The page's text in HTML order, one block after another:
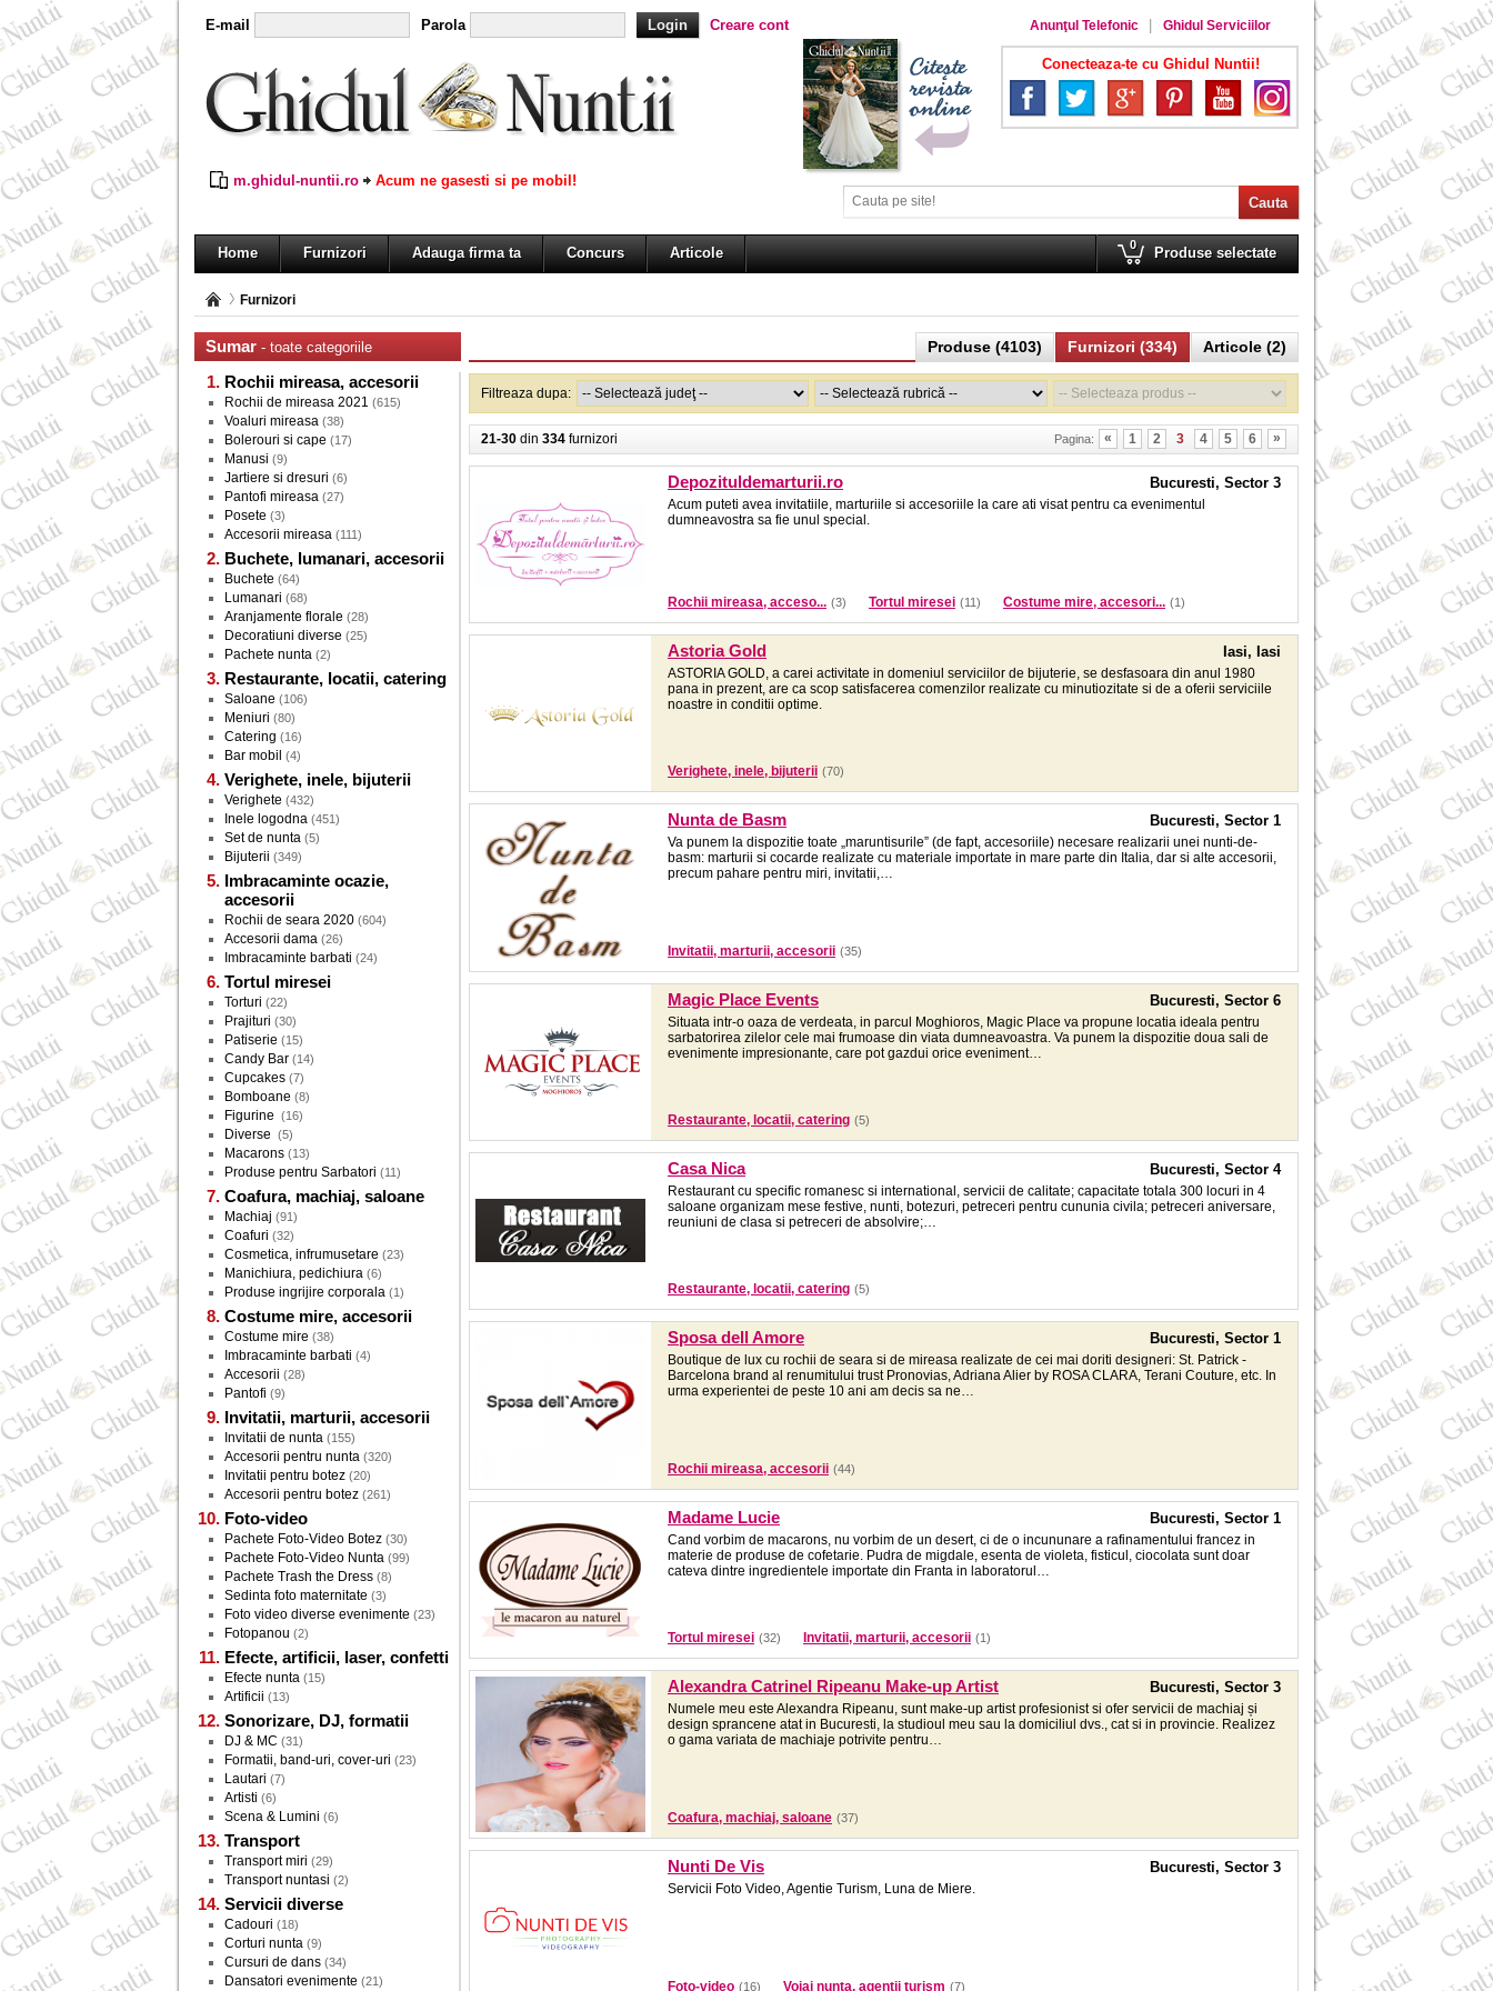
E-mail Parola Creare cont Anunţul Telefonic Ghidul Serviciilor
Conecteaza-te cu Ghidul Nuntii!
m.ghidul-nuntii.ro Acum ne gasesti si pe mobil!
0 Produse selectate
Home Furnizori Adauga firma ta Concurs Articole
Furnizori
Sumar - toate categoriile
Rochii mireasa, accesorii
Rochii de mireasa 2021 (615)
Voaluri mireasa (38)
Bolerouri si cape (17)
Manusi (9)
Jartiere si dresuri (6)
Pantofi mireasa (27)
Posete (3)
Accesorii mireasa (111)
Buchete, lumanari, accesorii
Buchete (64)
Lumanari (68)
Aranjamente florale (28)
Decoratiuni diverse (25)
Pachete nunta (2)
Restaurante, locatii, catering
Saloane (106)
Meniuri (80)
Catering (16)
Bar mobil (4)
Verighete, inele, bijuterii
Verighete (432)
Inele logodna (451)
Set de nunta (5)
Bijuterii (349)
Imbracaminte ocazie,
accesorii
Rochii de seara 2020 (604)
Accesorii dama (26)
Imbracaminte barbati (24)
Tortul miresei
Torturi (22)
Prajituri (30)
Patiserie (15)
Candy Bar (14)
Cupcakes (7)
Bomboane (8)
Figurine (16)
Diverse (5)
Macarons (13)
Produse pentru Sarbatori (11)
Coafura, machiaj, saloane
Machiaj (91)
Coafuri (32)
Cosmetica, infrumusetare (23)
Manichiura, pedichiura (6)
Produse ingrijire corporala (1)
Costume mire, accesorii
Costume mire (38)
Imbracaminte barbati (4)
Accesorii (28)
Pantofi (9)
Invitatii, marturii, accesorii
Invitatii de nunta (155)
Accesorii pentru nunta (320)
Invitatii pentru botez (20)
Accesorii pentru botez (261)
Foto-video
Pachete Foto-Video Botez (30)
Pachete Foto-Video Nunta (99)
Pachete Trash the Dress (8)
Sedinta foto maternitate (3)
Foto video diverse evenimente (23)
Fotopanou (2)
Efecte, artificii, laser, confetti
Efecte nunta (15)
Artificii (13)
Sonorizare, DJ, formatii
DJ & MC (31)
Formatii, band-uri, cover-uri (23)
Lautari (7)
Artisti (6)
Scena & Lumini (6)
Transport
Transport miri (29)
Transport nuntasi (2)
Servicii diverse
Cadouri (18)
Corturi nunta (9)
Cursuri de dans (34)
Dansatori evenimente (21)
Produse (4103) Furnizori (334) Articole (2)
Filtreaza dupa:
21-30 din 334 furnizori Pagina: « 1 2 3 4 5 6 »
Bucuresti, Sector 3
Depozituldemarturii.ro
Acum puteti avea invitatiile, marturiile si accesoriile la care ati visat pentru ca evenimentul
dumneavostra sa fie unul special.
Rochii mireasa, acceso... (3) Tortul miresei (11) Costume mire, accesori... (1)
Iasi, Iasi
Astoria Gold
ASTORIA GOLD, a carei activitate in domeniul serviciilor de bijuterie, se desfasoara din anul 1980
pana in prezent, are ca scop satisfacerea comenzilor realizate cu minutiozitate si de a oferii serviciile
noastre in conditii optime.
Verighete, inele, bijuterii (70)
Bucuresti, Sector 1
Nunta de Basm
Va punem la dispozitie toate „maruntisurile” (de fapt, accesoriile) necesare realizarii unei nunti-de-
basm: marturii si cocarde realizate cu materiale importate in mare parte din Italia, dar si alte accesorii,
precum pahare pentru miri, invitatii,…
Invitatii, marturii, accesorii (35)
Bucuresti, Sector 6
Magic Place Events
Situata intr-o oaza de verdeata, in parcul Moghioros, Magic Place va propune locatia ideala pentru
sarbatorirea zilelor cele mai frumoase din viata dumneavoastra. Va punem la dispozitie doua sali de
evenimente impresionante, care pot gazdui orice eveniment…
Restaurante, locatii, catering (5)
Bucuresti, Sector 4
Casa Nica
Restaurant cu specific romanesc si international, servicii de calitate; capacitate totala 300 locuri in 4
saloane organizam mese festive, nunti, botezuri, petreceri pentru cununia civila; petreceri aniversare,
reuniuni de clasa si petreceri de absolvire;…
Restaurante, locatii, catering (5)
Bucuresti, Sector 1
Sposa dell Amore
Boutique de lux cu rochii de seara si de mireasa realizate de cei mai doriti designeri: St. Patrick -
Barcelona brand al renumitului trust Pronovias, Adriana Alier by ROSA CLARA, Terani Couture, etc. In
urma experientei de peste 10 ani am decis sa ne…
Rochii mireasa, accesorii (44)
Bucuresti, Sector 1
Madame Lucie
Cand vorbim de macarons, nu vorbim de un desert, ci de o incununare a rafinamentului francez in
materie de produse de cofetarie. Pudra de migdale, esenta de violeta, fisticul, ciocolata sunt doar
cateva dintre ingredientele importate din Franta in laboratorul…
Tortul miresei (32) Invitatii, marturii, accesorii (1)
Bucuresti, Sector 3
Alexandra Catrinel Ripeanu Make-up Artist
Numele meu este Alexandra Ripeanu, sunt make-up artist profesionist si ofer servicii de machiaj și
design sprancene atat in Bucuresti, la studioul meu sau la domiciliul dvs., cat si in provincie. Realizez
o gama variata de machiaje potrivite pentru…
Coafura, machiaj, saloane (37)
Bucuresti, Sector 3
Nunti De Vis
Servicii Foto Video, Agentie Turism, Luna de Miere.
Foto-video (16) Voiaj nunta, agentii turism (7)